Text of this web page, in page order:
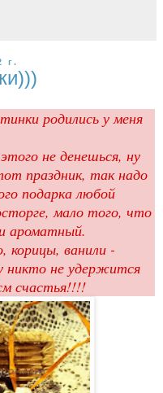
г.
родились у меня
не денешься, ну
праздник, так надо
подарка любой
мало того, что
ароматный.
корицы, ванили -
не удержится
счастья!!!!